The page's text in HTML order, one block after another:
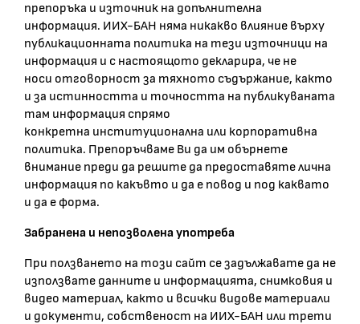
препоръка и източник на допълнителна
информация. ИИХ-БАН няма никакво влияние върху
публикационната политика на тези източници на
информация и с настоящото декларира, че не
носи отговорност за тяхното съдържание, както
и за истинността и точността на публикуваната
там информация спрямо
конкретна институционална или корпоративна
политика. Препоръчваме Ви да им обърнете
внимание преди да решите да предоставяте лична
информация по какъвто и да е повод и под каквато
и да е форма.
Забранена и непозволена употреба
При ползването на този сайт се задължавате да не
използвате данните и информацията, снимковия и
видео материал, както и всички видове материали
и документи, собственост на ИИХ-БАН или трети